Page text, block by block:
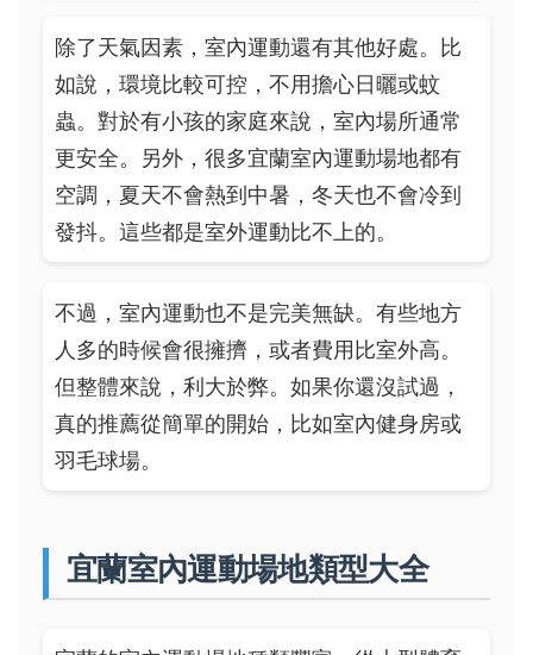
除了天氣因素，室內運動還有其他好處。比
如說，環境比較可控，不用擔心日曬或蚊
蟲。對於有小孩的家庭來說，室內場所通常
更安全。另外，很多宜蘭室內運動場地都有
空調，夏天不會熱到中暑，冬天也不會冷到
發抖。這些都是室外運動比不上的。
不過，室內運動也不是完美無缺。有些地方
人多的時候會很擁擠，或者費用比室外高。
但整體來說，利大於弊。如果你還沒試過，
真的推薦從簡單的開始，比如室內健身房或
羽毛球場。
宜蘭室內運動場地類型大全